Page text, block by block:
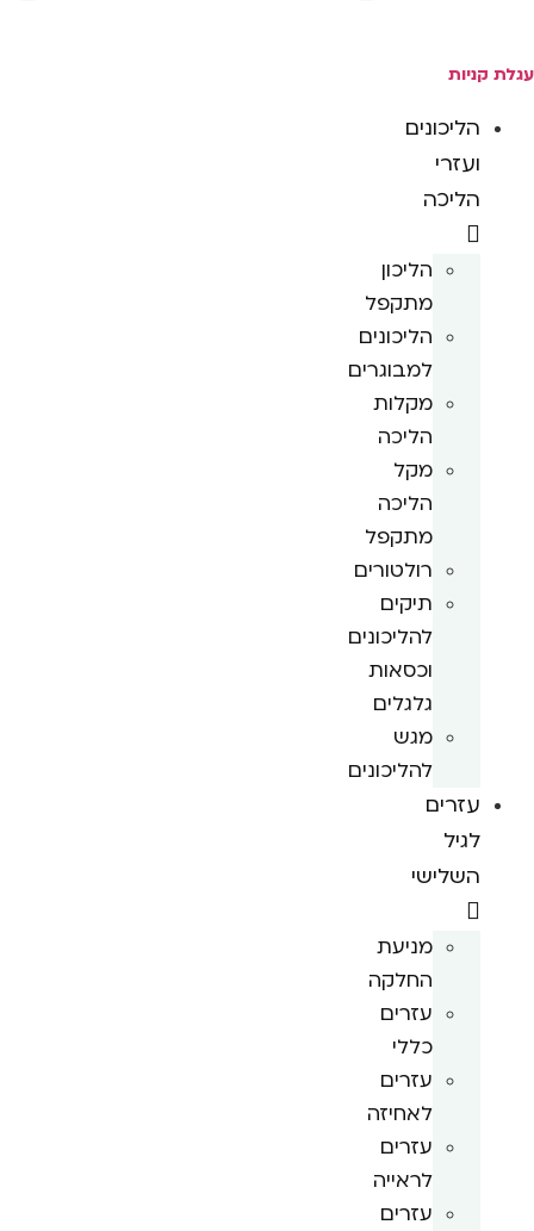
עגלת קניות
הליכונים
ועזרי
הליכה
הליכון
מתקפל
הליכונים
למבוגרים
מקלות
הליכה
מקל
הליכה
מתקפל
רולטורים
תיקים
להליכונים
וכסאות
גלגלים
מגש
להליכונים
עזרים
לגיל
השלישי
מניעת
החלקה
עזרים
כללי
עזרים
לאחיזה
עזרים
לראייה
עזרים